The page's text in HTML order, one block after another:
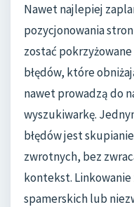
Nawet najlepiej
pozycjonowania
zostać
błędów, które
nawet prowadzą do
wyszukiwarkę.
błędów jest
zwrotnych, bez
kontekst. Linkowanie
spamerskich lub